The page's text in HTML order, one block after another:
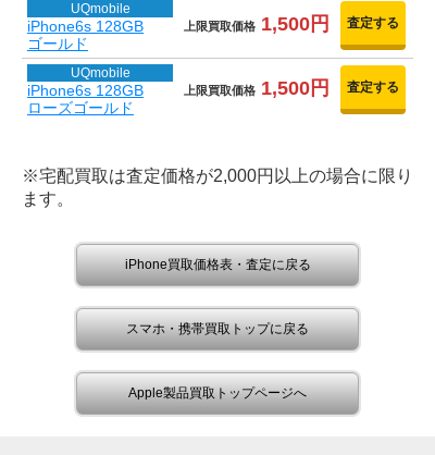
UQmobile
iPhone6s 128GB
ゴールド
上限買取価格 1,500円 査定する
UQmobile
iPhone6s 128GB
ローズゴールド
上限買取価格 1,500円 査定する
※宅配買取は査定価格が2,000円以上の場合に限り
ます。
iPhone買取価格表・査定に戻る
スマホ・携帯買取トップに戻る
Apple製品買取トップページへ